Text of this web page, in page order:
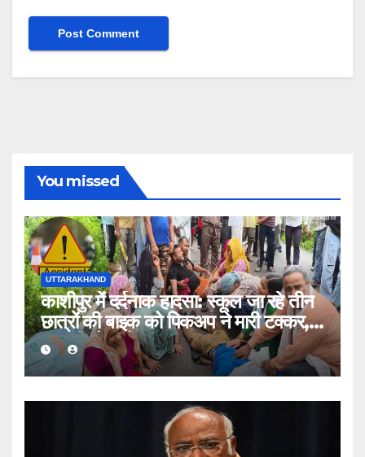
You missed
UTTARAKHAND
काशीपुर में दर्दनाक हादसा: स्कूल जा रहे तीन
छात्रों की बाइक को पिकअप ने मारी टक्कर,
एक की मौत, दो घायल